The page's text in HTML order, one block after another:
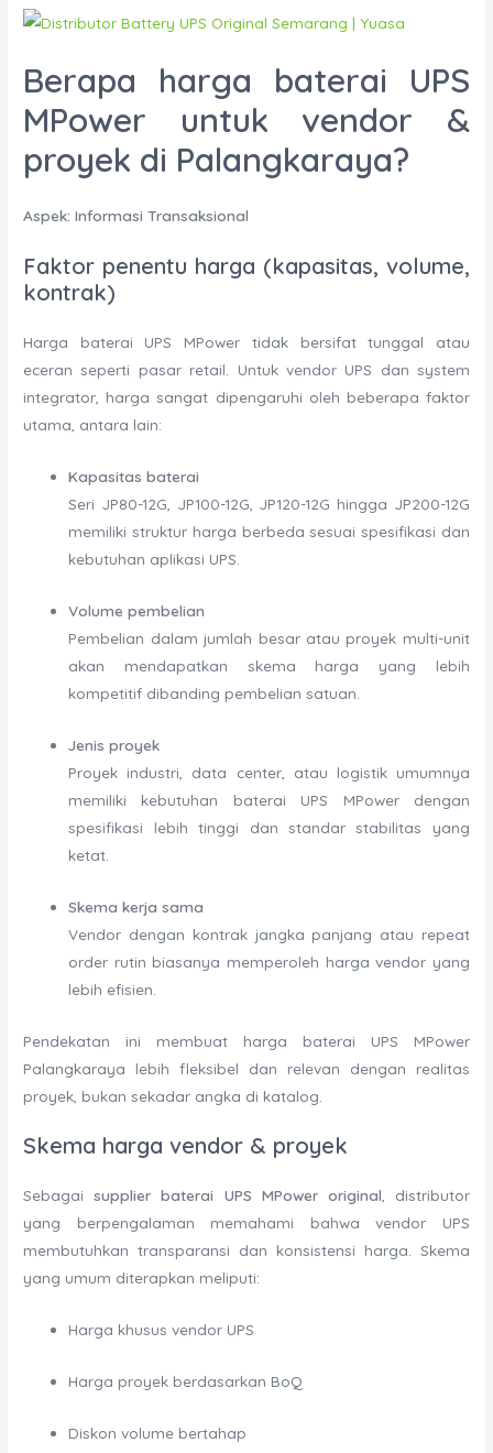
Berapa harga baterai UPS
MPower untuk vendor &
proyek di Palangkaraya?
Aspek: Informasi Transaksional
Faktor penentu harga (kapasitas, volume,
kontrak)
Harga baterai UPS MPower tidak bersifat tunggal atau
eceran seperti pasar retail. Untuk vendor UPS dan system
integrator, harga sangat dipengaruhi oleh beberapa faktor
utama, antara lain:
Kapasitas baterai
Seri JP80-12G, JP100-12G, JP120-12G hingga JP200-12G
memiliki struktur harga berbeda sesuai spesifikasi dan
kebutuhan aplikasi UPS.
Volume pembelian
Pembelian dalam jumlah besar atau proyek multi-unit
akan mendapatkan skema harga yang lebih
kompetitif dibanding pembelian satuan.
Jenis proyek
Proyek industri, data center, atau logistik umumnya
memiliki kebutuhan baterai UPS MPower dengan
spesifikasi lebih tinggi dan standar stabilitas yang
ketat.
Skema kerja sama
Vendor dengan kontrak jangka panjang atau repeat
order rutin biasanya memperoleh harga vendor yang
lebih efisien.
Pendekatan ini membuat harga baterai UPS MPower
Palangkaraya lebih fleksibel dan relevan dengan realitas
proyek, bukan sekadar angka di katalog.
Skema harga vendor & proyek
Sebagaisupplier baterai UPS MPower original, distributor
yang berpengalaman memahami bahwa vendor UPS
membutuhkan transparansi dan konsistensi harga. Skema
yang umum diterapkan meliputi:
Harga khusus vendor UPS
Harga proyek berdasarkan BoQ
Diskon volume bertahap